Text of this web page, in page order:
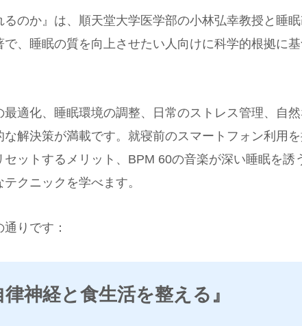
るのか』は、順天堂大学医学部の小林弘幸教授と睡
、睡眠の質を向上させたい人向けに科学的根拠に
最適化、睡眠環境の調整、日常のストレス管理、自
な解決策が満載です。就寝前のスマートフォン利用
ットするメリット、BPM 60の音楽が深い睡眠を誘
クニックを学べます。
りです：
神経と食生活を整える』